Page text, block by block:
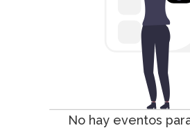
No hay eventos